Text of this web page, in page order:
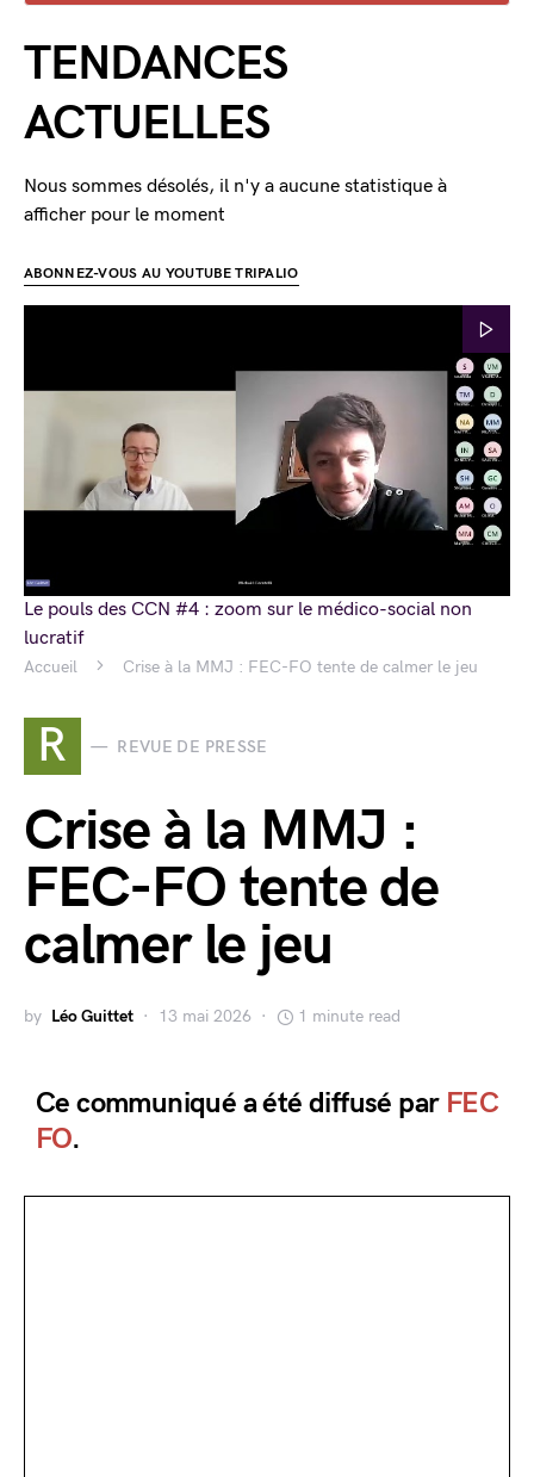
Accueil Crise à la MMJ : FEC-FO tente de calmer le jeu
R REVUE DE PRESSE
Crise à la MMJ :
FEC-FO tente de
calmer le jeu
by Léo Guittet 13 mai 2026 1 minute read
Ce communiqué a été diffusé par FEC
FO.
TENDANCES
ACTUELLES
Nous sommes désolés, il n'y a aucune statistique à
afficher pour le moment
ABONNEZ-VOUS AU YOUTUBE TRIPALIO
Le pouls des CCN #4 : zoom sur le médico-social non
lucratif